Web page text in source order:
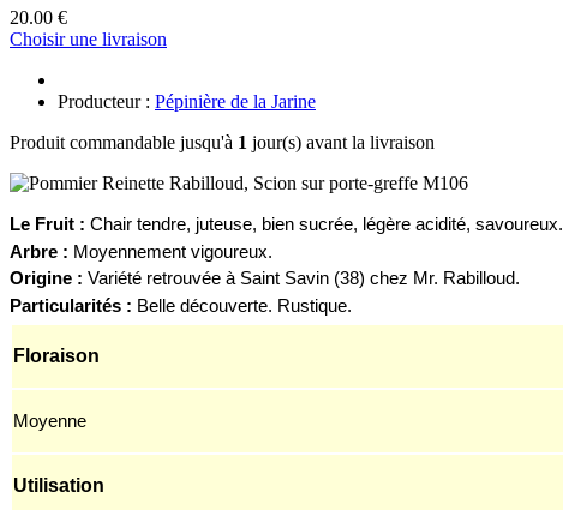
20.00 €
Choisir une livraison
Producteur : Pépinière de la Jarine
Produit commandable jusqu'à 1 jour(s) avant la livraison
Le Fruit : Chair tendre, juteuse, bien sucrée, légère acidité, savoureux.
Arbre : Moyennement vigoureux.
Origine : Variété retrouvée à Saint Savin (38) chez Mr. Rabilloud.
Particularités : Belle découverte. Rustique.
Floraison
Moyenne
Utilisation